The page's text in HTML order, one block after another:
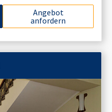
Angebot
anfordern